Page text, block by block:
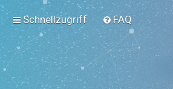
Schnellzugriff FAQ